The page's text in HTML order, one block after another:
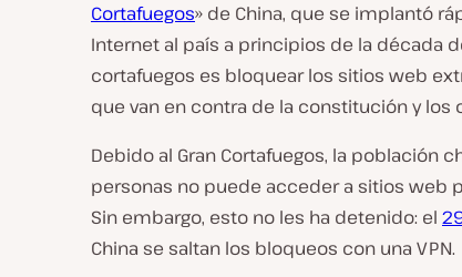
Cortafuegos» de China, que se implantó
Internet al país a principios de la década
cortafuegos es bloquear los sitios web
que van en contra de la constitución y los
Debido al Gran Cortafuegos, la población
personas no puede acceder a sitios web
Sin embargo, esto no les ha detenido: el
China se saltan los bloqueos con una VPN.